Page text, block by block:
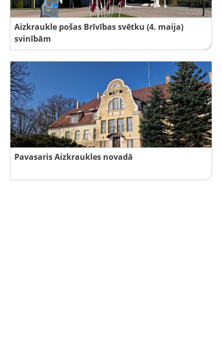
Aizkraukle pošas Brīvības svētku (4. maija)
svinībām
Pavasaris Aizkraukles novadā